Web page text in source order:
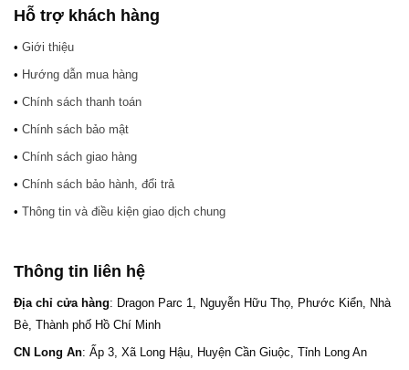
Hỗ trợ khách hàng
• Giới thiệu
• Hướng dẫn mua hàng
• Chính sách thanh toán
• Chính sách bảo mật
• Chính sách giao hàng
• Chính sách bảo hành, đổi trả
• Thông tin và điều kiện giao dịch chung
Thông tin liên hệ
Địa chỉ cửa hàng: Dragon Parc 1, Nguyễn Hữu Thọ, Phước Kiển, Nhà
Bè, Thành phố Hồ Chí Minh
CN Long An: Ấp 3, Xã Long Hậu, Huyện Cần Giuộc, Tỉnh Long An